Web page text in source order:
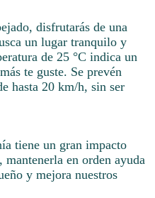
disfrutarás de una
un lugar tranquilo y
de 25 °C indica un
te guste. Se prevén
hasta 20 km/h, sin ser
tiene un gran impacto
mantenerla en orden ayuda
y mejora nuestros